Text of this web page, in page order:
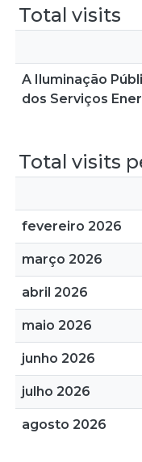
Total visits
A Iluminação
dos Serviços
Total visits
fevereiro 2026
março 2026
abril 2026
maio 2026
junho 2026
julho 2026
agosto 2026